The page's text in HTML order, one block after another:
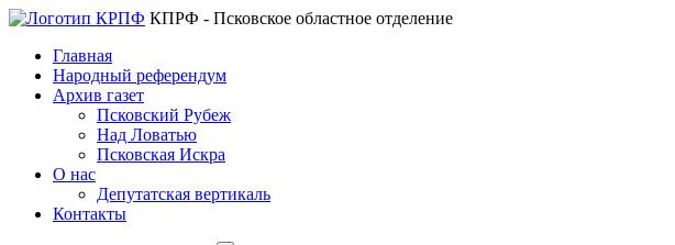
КПРФ - Псковское областное отделение
Главная
Народный референдум
Архив газет
Псковский Рубеж
Над Ловатью
Псковская Искра
О нас
Депутатская вертикаль
Контакты